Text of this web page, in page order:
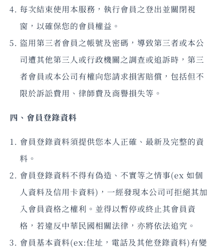
每次結束使用本服務，執行會員之登出並關閉視
窗，以確保您的會員權益。
盜用第三者會員之帳號及密碼，導致第三者或本公
司遭其他第三人或行政機關之調查或追訴時，第三
者會員或本公司有權向您請求損害賠償，包括但不
限於訴訟費用、律師費及商譽損失等。
四、會員登錄資料
會員登錄資料須提供您本人正確、最新及完整的資
料。
會員登錄資料不得有偽造、不實等之情事(ex 如個
人資料及信用卡資料)，一經發現本公司可拒絕其加
入會員資格之權利。並得以暫停或終止其會員資
格，若違反中華民國相關法律，亦將依法追究。
會員基本資料(ex:住址，電話及其他登錄資料)有變